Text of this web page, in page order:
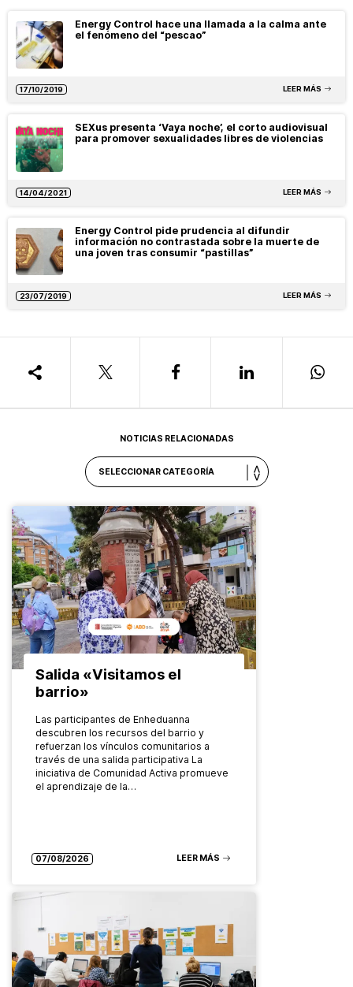
Energy Control hace una llamada a la calma ante
el fenómeno del “pescao”
17/10/2019 LEER MÁS
SEXus presenta ‘Vaya noche’, el corto audiovisual
para promover sexualidades libres de violencias
14/04/2021 LEER MÁS
Energy Control pide prudencia al difundir
información no contrastada sobre la muerte de
una joven tras consumir “pastillas”
23/07/2019 LEER MÁS
NOTICIAS RELACIONADAS
Salida «Visitamos el
barrio»
Las participantes de Enheduanna
descubren los recursos del barrio y
refuerzan los vínculos comunitarios a
través de una salida participativa La
iniciativa de Comunidad Activa promueve
el aprendizaje de la…
07/08/2026 LEER MÁS